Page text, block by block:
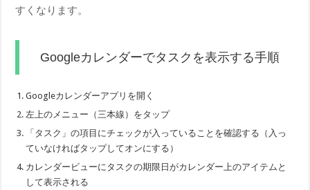
すくなります。
Googleカレンダーでタスクを表示する手順
Googleカレンダーアプリを開く
左上のメニュー（三本線）をタップ
「タスク」の項目にチェックが入っていることを確認する（入っ
ていなければタップしてオンにする）
カレンダービューにタスクの期限日がカレンダー上のアイテムと
して表示される